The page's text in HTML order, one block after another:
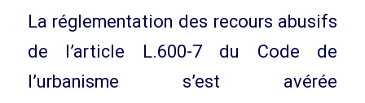
La réglementation des recours abusifs
de l’article L.600-7 du Code de
l’urbanisme s’est avérée